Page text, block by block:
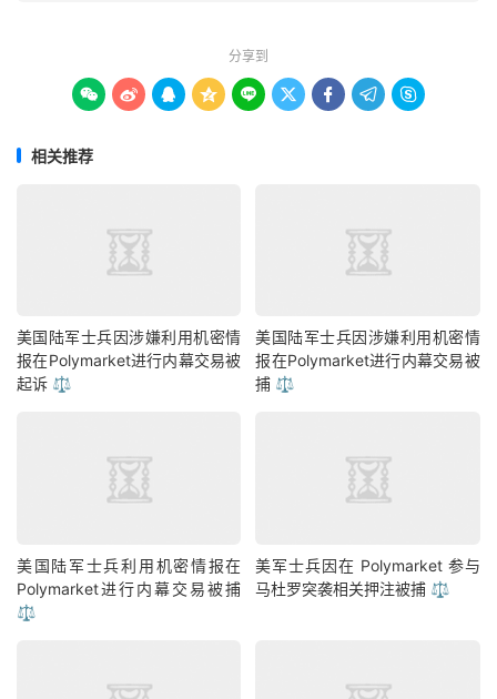
分享到
        
相关推荐
美国陆军士兵因涉嫌利用机密情
报在Polymarket进行内幕交易被
起诉 ⚖️
美国陆军士兵因涉嫌利用机密情
报在Polymarket进行内幕交易被
捕 ⚖️
美国陆军士兵利用机密情报在
Polymarket进行内幕交易被捕
⚖️
美军士兵因在 Polymarket 参与
马杜罗突袭相关押注被捕 ⚖️